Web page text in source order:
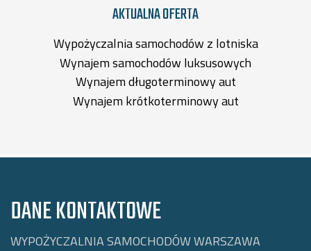
AKTUALNA OFERTA
Wypożyczalnia samochodów z lotniska
Wynajem samochodów luksusowych
Wynajem długoterminowy aut
Wynajem krótkoterminowy aut
DANE KONTAKTOWE
WYPOŻYCZALNIA SAMOCHODÓW WARSZAWA